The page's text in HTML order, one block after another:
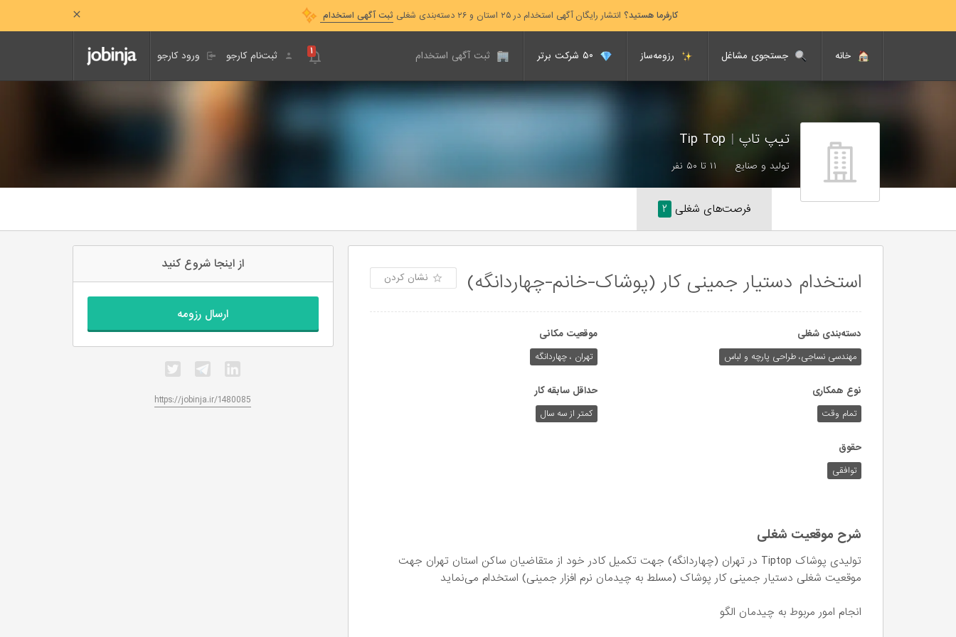
کارفرما هستید؟ انتشار رایگان آگهی استخدام در ۲۵ استان و ۲۶ دسته‌بندی شغلی ثبت آگهی استخدام
خانه جستجوی مشاغل رزومه‌ساز ثبت آگهی استخدام ورود کارجو ثبت‌نام کارجو ۱
تیپ تاپ |
تولید و صنایع ۱۱ تا ۵۰ نفر
فرصت‌های شغلی ۲
استخدام دستیار جمینی کار (پوشاک-خانم-چهاردانگه) نشان کردن
دسته‌بندی شغلی
مهندسی نساجی، طراحی پارچه و لباس
موقعیت مکانی
تهران ، چهاردانگه
نوع همکاری
تمام وقت
حداقل سابقه کار
کمتر از سه سال
حقوق
توافقی
شرح موقعیت شغلی
تولیدی پوشاک Tiptop در تهران (چهاردانگه) جهت تکمیل کادر خود از متقاضیان ساکن استان تهران جهت
موقعیت شغلی دستیار جمینی کار پوشاک (مسلط به چیدمان نرم افزار جمینی) استخدام می‌نماید
انجام امور مربوط به چیدمان الگو
از اینجا شروع کنید
ارسال رزومه
https://jobinja.ir/1480085